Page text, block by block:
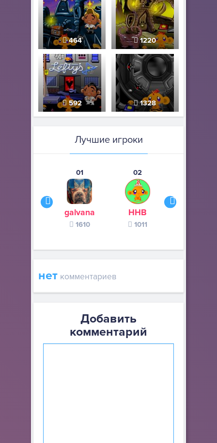
464 1220
592 1328
Лучшие игроки
01
galvana
1610
02
ННВ
1011
нет комментариев
Добавить
комментарий